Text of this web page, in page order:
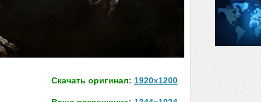
Скачать оригинал: 1920x1200